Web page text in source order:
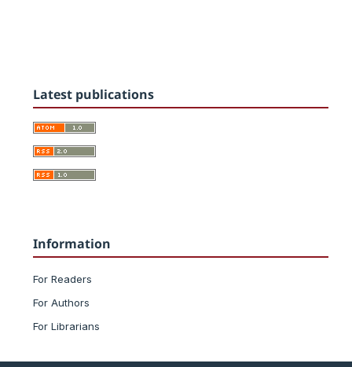
Latest publications
Information
For Readers
For Authors
For Librarians